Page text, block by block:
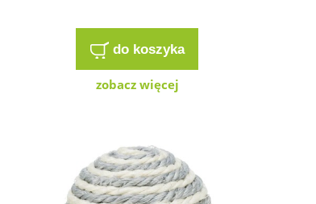
do koszyka
zobacz więcej